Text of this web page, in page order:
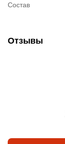
Состав
Отзывы